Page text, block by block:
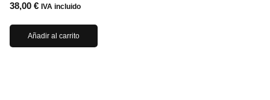
38,00 € IVA incluido
Añadir al carrito